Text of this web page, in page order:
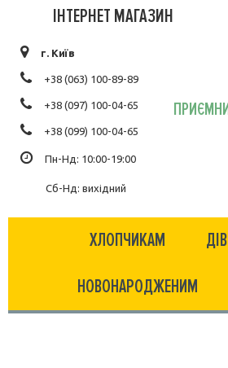
ІНТЕРНЕТ МАГАЗИН
г. Київ
+38 (063) 100-89-89
+38 (097) 100-04-65
+38 (099) 100-04-65
Пн-Нд: 10:00-19:00
Сб-Нд: вихідний
ХЛОПЧИКАМ
НОВОНАРОДЖЕНИМ